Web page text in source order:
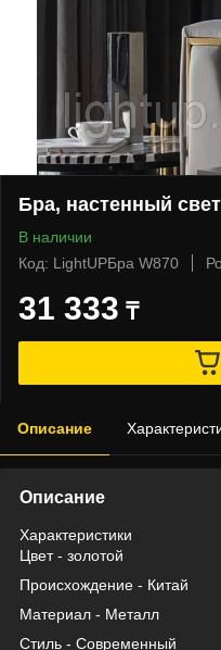
Бра, настенный
В наличии
Код: LightUPБра W870
31 333 ₸
Описание
Описание
Характеристики
Цвет - золотой
Происхождение - Китай
Материал - Металл
Стиль - Современный